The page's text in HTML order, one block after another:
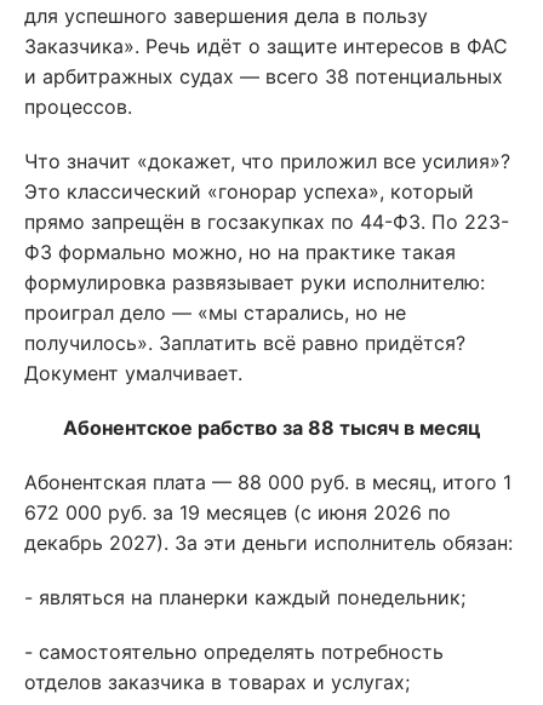
для успешного завершения дела в пользу
Заказчика». Речь идёт о защите интересов в ФАС
и арбитражных судах — всего 38 потенциальных
процессов.
Что значит «докажет, что приложил все усилия»?
Это классический «гонорар успеха», который
прямо запрещён в госзакупках по 44-ФЗ. По 223-
ФЗ формально можно, но на практике такая
формулировка развязывает руки исполнителю:
проиграл дело — «мы старались, но не
получилось». Заплатить всё равно придётся?
Документ умалчивает.
Абонентское рабство за 88 тысяч в месяц
Абонентская плата — 88 000 руб. в месяц, итого 1
672 000 руб. за 19 месяцев (с июня 2026 по
декабрь 2027). За эти деньги исполнитель обязан:
- являться на планерки каждый понедельник;
- самостоятельно определять потребность
отделов заказчика в товарах и услугах;